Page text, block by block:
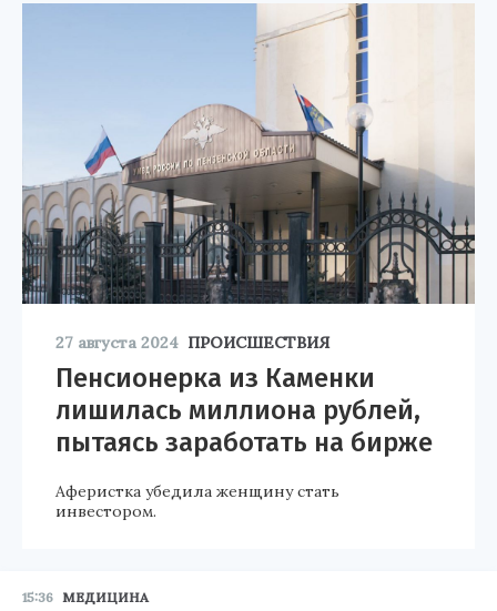
27 августа 2024 ПРОИСШЕСТВИЯ
Пенсионерка из Каменки
лишилась миллиона рублей,
пытаясь заработать на бирже
Аферистка убедила женщину стать
инвестором.
15:36 МЕДИЦИНА